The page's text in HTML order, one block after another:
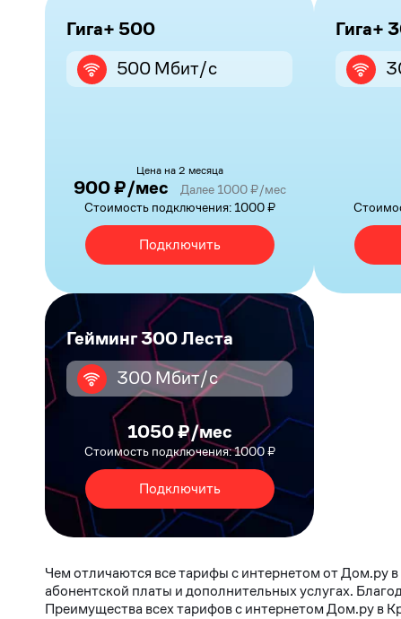
Гига+ 500
500 Мбит/с
Цена на 2 месяца
900 ₽/мес
Далее 1000 ₽/мес
Стоимость подключения: 1000 ₽
Подключить
Гига+
Гейминг 300 Леста
300 Мбит/с
1050 ₽/мес
Стоимость подключения: 1000 ₽
Подключить
Чем отличаются все тарифы с интернетом от Дом.ру
абонентской платы и дополнительных услугах.
Преимущества всех тарифов с интернетом Дом.ру в